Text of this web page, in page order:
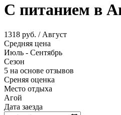
С питанием в
1318 руб. / Август
Средняя цена
Июль - Сентябрь
Сезон
5 на основе отзывов
Среняя оценка
Место отдыха
Агой
Дата заезда